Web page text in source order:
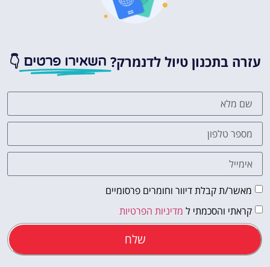
עזרה בתכנון טיול לדנמרק? השאירו פרטים 👇
מאשר/ת קבלת דיוור וחומרים פרסומיים
קראתי והסכמתי ל מדיניות הפרטיות
שלח